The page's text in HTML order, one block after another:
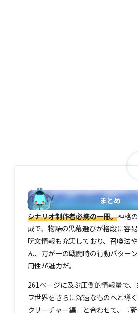
まとめ
シナリオ制作者必携の一冊。神格
成で、物語の黒幕選びが格段に容
呪文情報も充実しており、召喚法
ん、万が一の戦闘時の行動パター
用性が魅力だ。
261ページに及ぶ圧倒的情報量で
フ世界をさらに深遠なものへと導
クリーチャー編」と合わせて、『